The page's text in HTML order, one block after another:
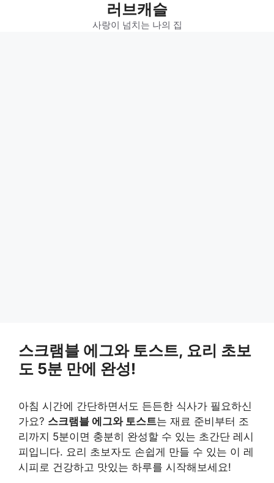
러브캐슬
사랑이 넘치는 나의 집
스크램블 에그와 토스트, 요리 초보
도 5분 만에 완성!
아침 시간에 간단하면서도 든든한 식사가 필요하신
가요? 스크램블 에그와 토스트는 재료 준비부터 조
리까지 5분이면 충분히 완성할 수 있는 초간단 레시
피입니다. 요리 초보자도 손쉽게 만들 수 있는 이 레
시피로 건강하고 맛있는 하루를 시작해보세요!